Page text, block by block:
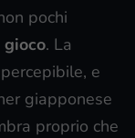
pochi
. La
e
giapponese
proprio che